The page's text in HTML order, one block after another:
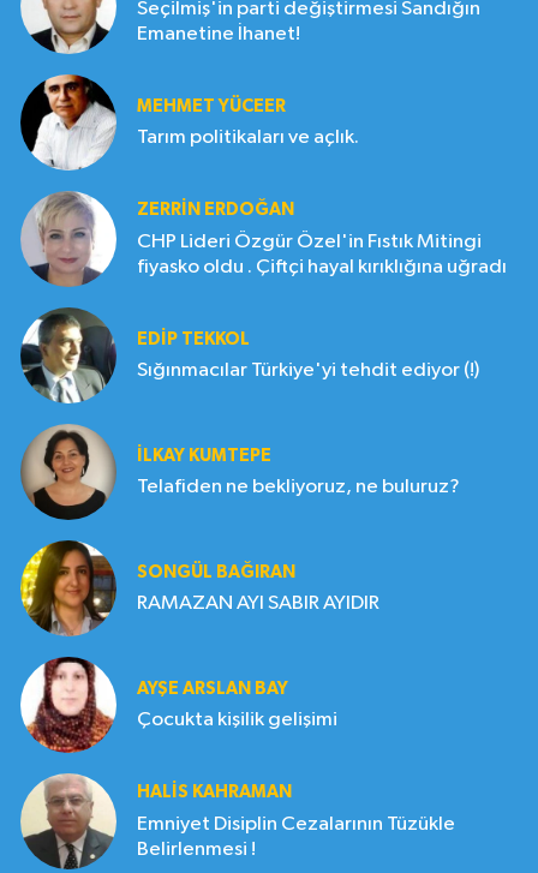
Seçilmiş'in parti değiştirmesi Sandığın
Emanetine İhanet!
MEHMET YÜCEER
Tarım politikaları ve açlık.
ZERRIN ERDOĞAN
CHP Lideri Özgür Özel'in Fıstık Mitingi
fiyasko oldu . Çiftçi hayal kırıklığına uğradı
EDIP TEKKOL
Sığınmacılar Türkiye'yi tehdit ediyor (!)
İLKAY KUMTEPE
Telafiden ne bekliyoruz, ne buluruz?
SONGÜL BAĞIRAN
RAMAZAN AYI SABIR AYIDIR
AYŞE ARSLAN BAY
Çocukta kişilik gelişimi
HALIS KAHRAMAN
Emniyet Disiplin Cezalarının Tüzükle
Belirlenmesi !